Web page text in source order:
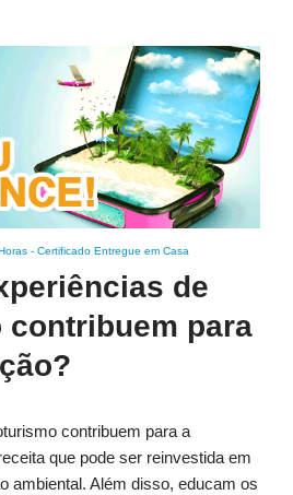
- Certificado Entregue em Casa
de
contribuem para
contribuem para a
que pode ser reinvestida em
ambiental. Além disso, educam os